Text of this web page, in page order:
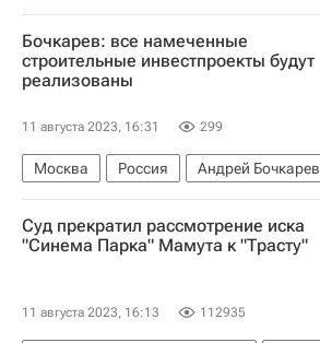
Бочкарев: все намеченные
строительные инвестпроекты будут
реализованы
11 августа 2023, 16:31 299
Москва Россия
Андрей Бочкарев
Строительство
Инвестиции
Суд прекратил рассмотрение иска
"Синема Парка" Мамута к "Трасту"
11 августа 2023, 16:13 112935